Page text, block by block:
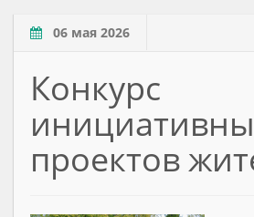
06 мая 2026
Конкурс
проектов